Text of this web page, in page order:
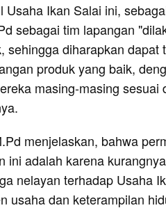
Ikan Salai ini,
sebagai tim lapangan
sehingga diharapkan dapat
produk yang baik,
masing-masing sesuai
menjelaskan, bahwa
ini adalah karena kurangnya
nelayan terhadap Usaha
usaha dan keterampilan